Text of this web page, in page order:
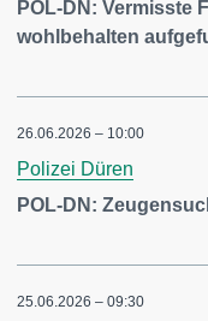
POL-DN: Vermisste
wohlbehalten
26.06.2026 – 10:00
Polizei Düren
POL-DN:
25.06.2026 – 09:30